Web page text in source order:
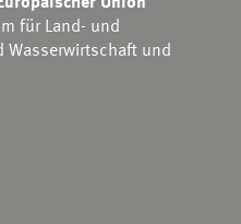
für Land- und
Wasserwirtschaft und